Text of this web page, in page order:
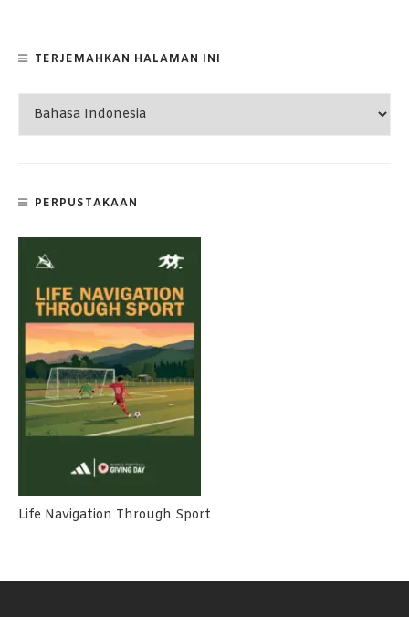
TERJEMAHKAN HALAMAN INI
PERPUSTAKAAN
Life Navigation Through Sport